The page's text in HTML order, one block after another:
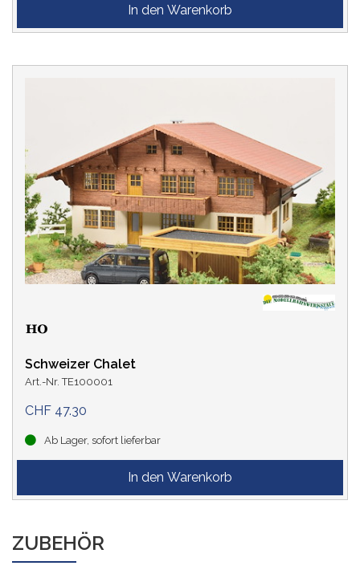
Schweizer Chalet
Art.-Nr. TE100001
CHF 47.30
Ab Lager, sofort lieferbar
ZUBEHÖR